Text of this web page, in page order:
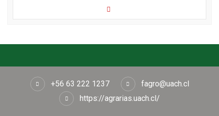
+56 63 222 1237
fagro@uach.cl
https://agrarias.uach.cl/